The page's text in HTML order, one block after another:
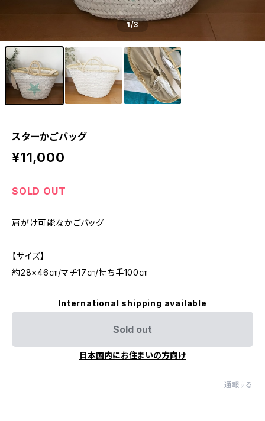
1/3
スターかごバッグ
¥11,000
SOLD OUT
肩がけ可能なかごバッグ
【サイズ】
約28×46㎝/マチ17㎝/持ち手100㎝
International shipping available
Sold out
日本国内にお住まいの方向け
通報する